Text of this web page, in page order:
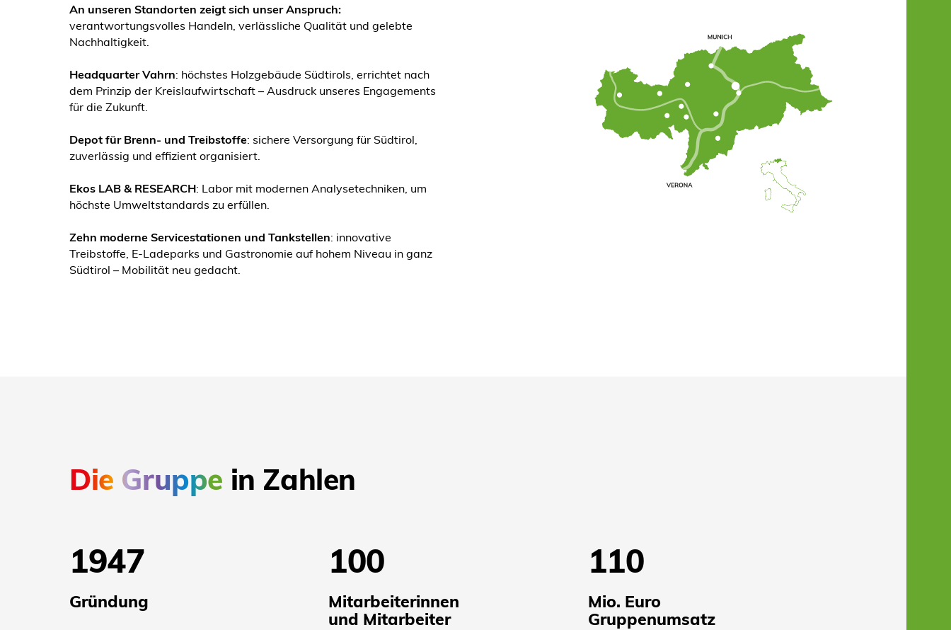
An unseren Standorten zeigt sich unser Anspruch:
verantwortungsvolles Handeln, verlässliche Qualität und gelebte
Nachhaltigkeit.
Headquarter Vahrn: höchstes Holzgebäude Südtirols, errichtet nach
dem Prinzip der Kreislaufwirtschaft – Ausdruck unseres Engagements
für die Zukunft.
Depot für Brenn- und Treibstoffe: sichere Versorgung für Südtirol,
zuverlässig und effizient organisiert.
Ekos LAB & RESEARCH: Labor mit modernen Analysetechniken, um
höchste Umweltstandards zu erfüllen.
Zehn moderne Servicestationen und Tankstellen: innovative
Treibstoffe, E-Ladeparks und Gastronomie auf hohem Niveau in ganz
Südtirol – Mobilität neu gedacht.
Die Gruppe in Zahlen
1947
Gründung
100
Mitarbeiterinnen
und Mitarbeiter
110
Mio. Euro
Gruppenumsatz